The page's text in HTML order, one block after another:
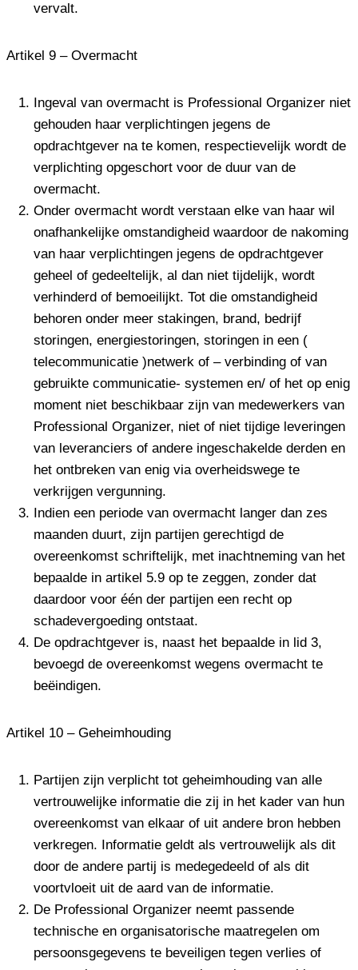
vervalt.
Artikel 9 – Overmacht
Ingeval van overmacht is Professional Organizer niet
gehouden haar verplichtingen jegens de
opdrachtgever na te komen, respectievelijk wordt de
verplichting opgeschort voor de duur van de
overmacht.
Onder overmacht wordt verstaan elke van haar wil
onafhankelijke omstandigheid waardoor de nakoming
van haar verplichtingen jegens de opdrachtgever
geheel of gedeeltelijk, al dan niet tijdelijk, wordt
verhinderd of bemoeilijkt. Tot die omstandigheid
behoren onder meer stakingen, brand, bedrijf
storingen, energiestoringen, storingen in een (
telecommunicatie )netwerk of – verbinding of van
gebruikte communicatie- systemen en/ of het op enig
moment niet beschikbaar zijn van medewerkers van
Professional Organizer, niet of niet tijdige leveringen
van leveranciers of andere ingeschakelde derden en
het ontbreken van enig via overheidswege te
verkrijgen vergunning.
Indien een periode van overmacht langer dan zes
maanden duurt, zijn partijen gerechtigd de
overeenkomst schriftelijk, met inachtneming van het
bepaalde in artikel 5.9 op te zeggen, zonder dat
daardoor voor één der partijen een recht op
schadevergoeding ontstaat.
De opdrachtgever is, naast het bepaalde in lid 3,
bevoegd de overeenkomst wegens overmacht te
beëindigen.
Artikel 10 – Geheimhouding
Partijen zijn verplicht tot geheimhouding van alle
vertrouwelijke informatie die zij in het kader van hun
overeenkomst van elkaar of uit andere bron hebben
verkregen. Informatie geldt als vertrouwelijk als dit
door de andere partij is medegedeeld of als dit
voortvloeit uit de aard van de informatie.
De Professional Organizer neemt passende
technische en organisatorische maatregelen om
persoonsgegevens te beveiligen tegen verlies of